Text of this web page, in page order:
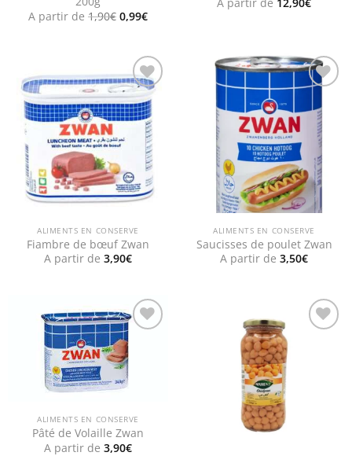
A partir de 1,90€ Le
prix
1,90€.
0,99€Le
prix
0,99€.
A partir de 12,90€
Add to
wishlist
ALIMENTS EN CONSERVE
Fiambre de bœuf Zwan
A partir de 3,90€
wishlist
ALIMENTS EN CONSERVE
Saucisses de poulet Zwan
A partir de 3,50€
Add to
wishlist
ALIMENTS EN CONSERVE
Pâté de Volaille Zwan
A partir de 3,90€